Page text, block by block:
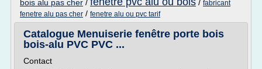
bois alu pas cher / / fabricant
fenetre alu pas cher / fenetre alu ou pvc tarif
Catalogue Menuiserie fenêtre porte bois
bois-alu PVC PVC ...
Contact